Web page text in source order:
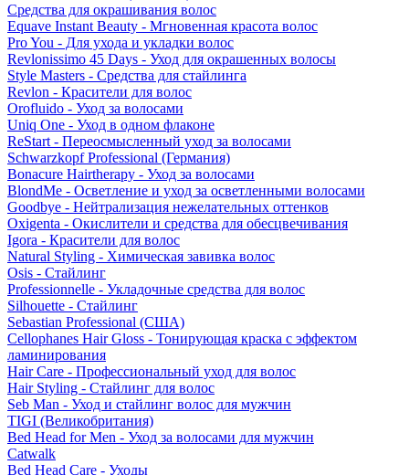
Средства для окрашивания волос
Equave Instant Beauty - Мгновенная красота волос
Pro You - Для ухода и укладки волос
Revlonissimo 45 Days - Уход для окрашенных волосы
Style Masters - Средства для стайлинга
Revlon - Красители для волос
Orofluido - Уход за волосами
Uniq One - Уход в одном флаконе
ReStart - Переосмысленный уход за волосами
Schwarzkopf Professional (Германия)
Bonacure Hairtherapy - Уход за волосами
BlondMe - Осветление и уход за осветленными волосами
Goodbye - Нейтрализация нежелательных оттенков
Oxigenta - Окислители и средства для обесцвечивания
Igora - Красители для волос
Natural Styling - Химическая завивка волос
Osis - Стайлинг
Professionnelle - Укладочные средства для волос
Silhouette - Стайлинг
Sebastian Professional (США)
Cellophanes Hair Gloss - Тонирующая краска с эффектом
ламинирования
Hair Care - Профессиональный уход для волос
Hair Styling - Стайлинг для волос
Seb Man - Уход и стайлинг волос для мужчин
TIGI (Великобритания)
Bed Head for Men - Уход за волосами для мужчин
Catwalk
Bed Head Care - Уходы